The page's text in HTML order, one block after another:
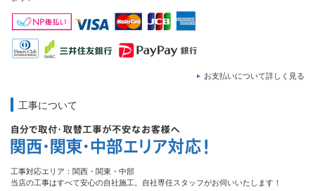
お支払いについて詳しく見る
工事について
工事対応エリア：関西・関東・中部
当店の工事はすべて安心の自社施工。自社専任スタッフがお伺いいたします！